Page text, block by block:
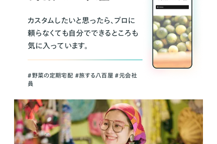
カスタムしたいと思ったら、プロに
頼らなくても自分でできるところも
気に入っています。
＃野菜の定期宅配 ＃旅する八百屋 ＃元会社
員